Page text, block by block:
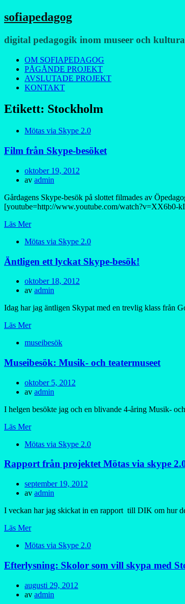
sofiapedagog
digital pedagogik inom museer och
Meny
Hoppa
innehåll
OM SOFIAPEDAGOG
PÅGÅNDE PROJEKT
AVSLUTADE PROJEKT
KONTAKT
Etikett: Stockholm
Mötas via Skype 2.0
Film från Skype-besöket
Publicerad
den
oktober 19, 2012
av admin
Gårdagens Skype-besök på slottet filmades av
[youtube=http://www.youtube.com/
Läs Mer
Mötas via Skype 2.0
Äntligen ett lyckat Skype-besök!
Publicerad
den
oktober 18, 2012
av admin
Idag har jag äntligen Skypat med en trevlig klass från
Läs Mer
museibesök
Museibesök: Musik- och teatermuseet
Publicerad
den
oktober 5, 2012
av admin
I helgen besökte jag och en blivande 4-åring Musik-
Läs Mer
Mötas via Skype 2.0
Rapport från projektet Mötas via skype
Publicerad
den
september 19, 2012
av admin
I veckan har jag skickat in en rapport till DIK om hur
Läs Mer
Mötas via Skype 2.0
Efterlysning: Skolor som vill skypa med
Publicerad
den
augusti 29, 2012
av admin